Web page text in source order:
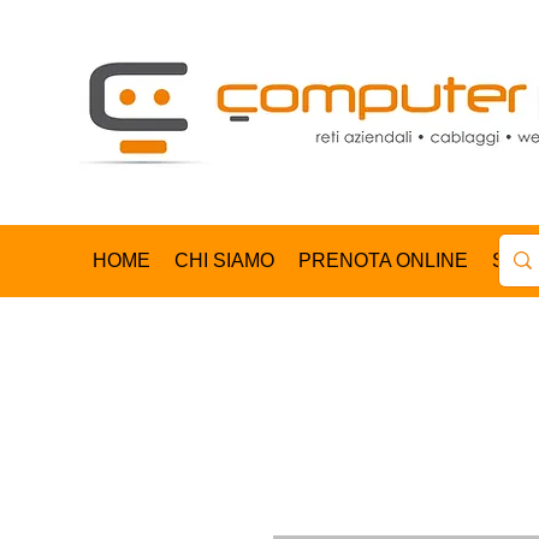
HOME CHI SIAMO PRENOTA ONLINE